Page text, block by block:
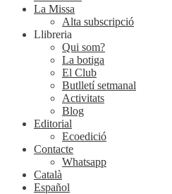
La Missa
Alta subscripció
Llibreria
Qui som?
La botiga
El Club
Butlletí setmanal
Activitats
Blog
Editorial
Ecoedició
Contacte
Whatsapp
Català
Español